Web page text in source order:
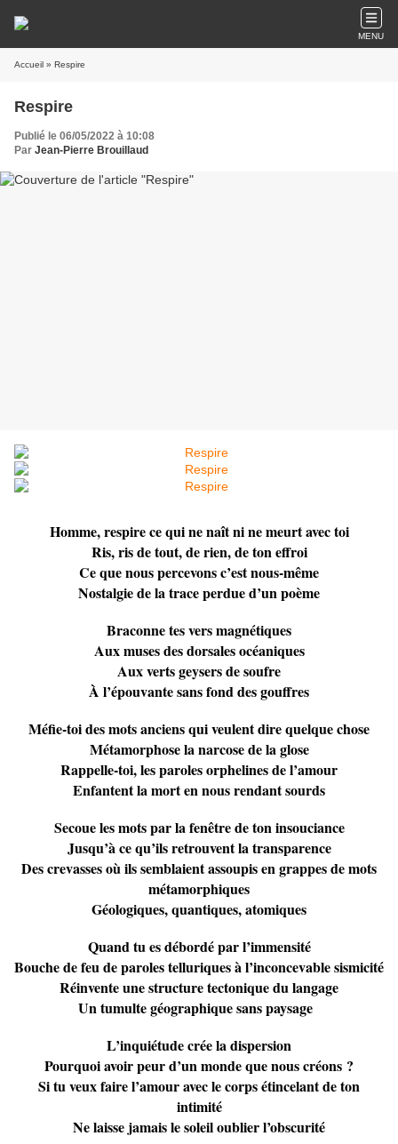
MENU
Accueil » Respire
Respire
Publié le 06/05/2022 à 10:08
Par Jean-Pierre Brouillaud
Homme, respire ce qui ne naît ni ne meurt avec toi
Ris, ris de tout, de rien, de ton effroi
Ce que nous percevons c’est nous-même
Nostalgie de la trace perdue d’un poème
Braconne tes vers magnétiques
Aux muses des dorsales océaniques
Aux verts geysers de soufre
À l’épouvante sans fond des gouffres
Méfie-toi des mots anciens qui veulent dire quelque chose
Métamorphose la narcose de la glose
Rappelle-toi, les paroles orphelines de l’amour
Enfantent la mort en nous rendant sourds
Secoue les mots par la fenêtre de ton insouciance
Jusqu’à ce qu’ils retrouvent la transparence
Des crevasses où ils semblaient assoupis en grappes de mots
métamorphiques
Géologiques, quantiques, atomiques
Quand tu es débordé par l’immensité
Bouche de feu de paroles telluriques à l’inconcevable sismicité
Réinvente une structure tectonique du langage
Un tumulte géographique sans paysage
L’inquiétude crée la dispersion
Pourquoi avoir peur d’un monde que nous créons ?
Si tu veux faire l’amour avec le corps étincelant de ton
intimité
Ne laisse jamais le soleil oublier l’obscurité